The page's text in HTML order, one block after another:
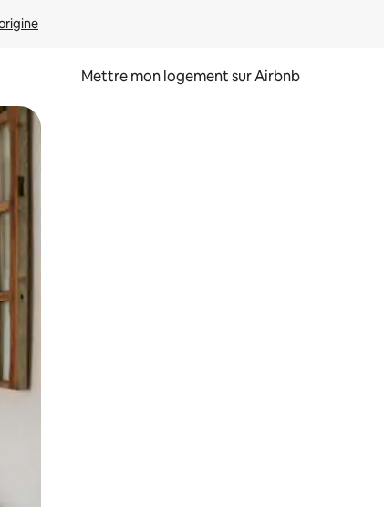
Mettre mon logement sur Airbnb